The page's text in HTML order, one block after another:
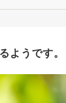
ようです。